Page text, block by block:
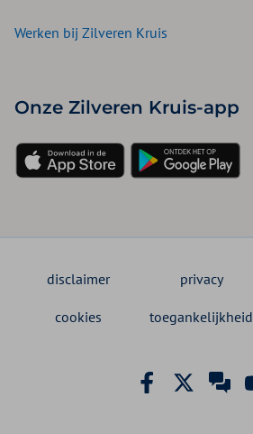
Werken bij Zilveren Kruis
Onze Zilveren Kruis-app
disclaimer privacy
cookies toegankelijkheid